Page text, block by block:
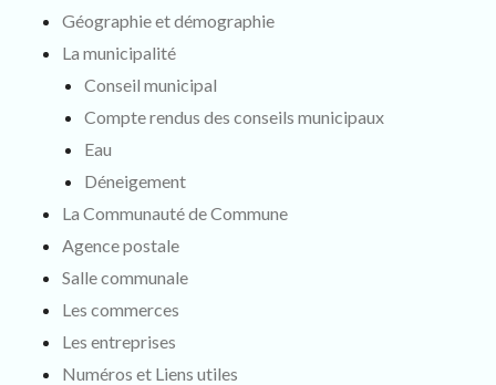
Géographie et démographie
La municipalité
Conseil municipal
Compte rendus des conseils municipaux
Eau
Déneigement
La Communauté de Commune
Agence postale
Salle communale
Les commerces
Les entreprises
Numéros et Liens utiles